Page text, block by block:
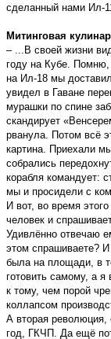
сделанный нами Ил-
Митинговая
– ...В своей жизни
году на Кубе. Помню,
на Ил-18 мы
увидел в Гаване
мурашки по спине
скандирует
рванула. Потом всё
картина. Приехали
собрались
корабля командует:
мы и просидели с
И вот, во время
человек и
Удивлённо отвечаю
этом спрашиваете?
была на площади, в
готовить самому, а я
к тому, чем порой
коллапсом
А вторая революция,
год, ГКЧП. Да ещё